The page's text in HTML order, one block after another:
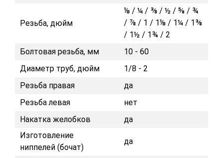
Резьба, дюйм
⅛ / ¼ / ⅜ / ½ / ⅝ / ¾
/ ⅞ / 1 / 1⅛ / 1¼ / 1⅜
/ 1½ / 1¾ / 2
Болтовая резьба, мм
10 - 60
Диаметр труб, дюйм
1/8 - 2
Резьба правая
да
Резьба левая
нет
Накатка желобков
да
Изготовление
ниппелей (бочат)
да